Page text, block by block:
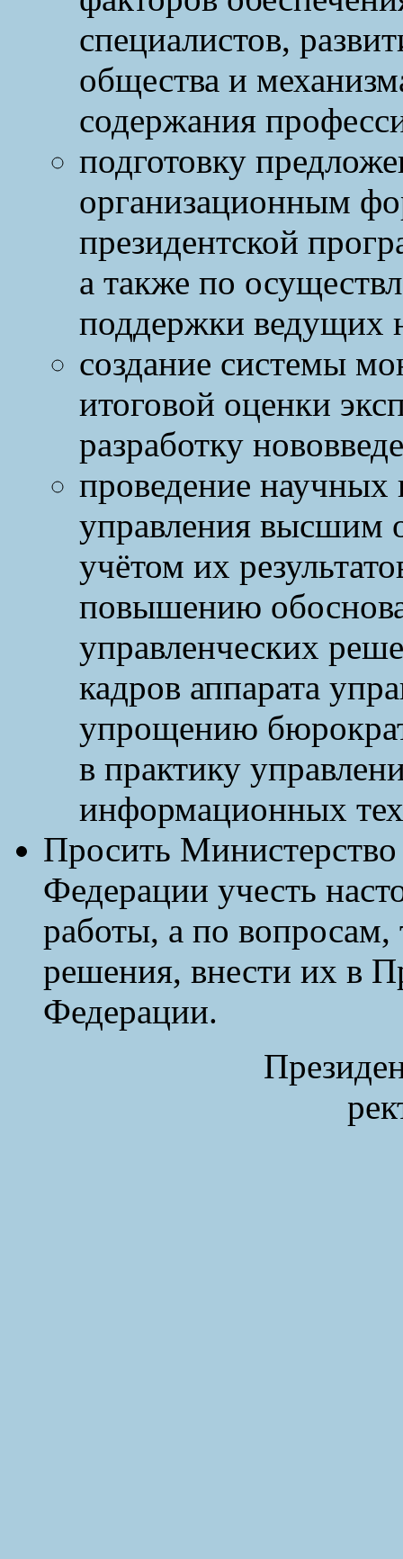
специалистов,
общества и
содержания
подготовку
организационным
президентской
а также по
поддержки ведущих
создание системы
итоговой оценки
разработку
проведение научных
управления высшим
учётом их
повышению
управленческих
кадров аппарата
упрощению
в практику
информационных
Просить Министерство
Федерации учесть
работы, а по
решения, внести их в
Федерации.